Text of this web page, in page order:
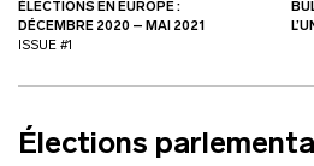
ÉLECTIONS EN EUROPE :
DÉCEMBRE 2020 – MAI 2021
ISSUE #1
Élections